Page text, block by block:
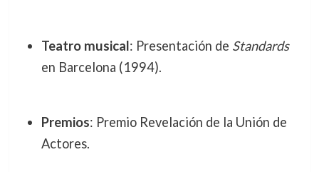
Teatro musical: Presentación de Standards
en Barcelona (1994).
Premios: Premio Revelación de la Unión de
Actores.